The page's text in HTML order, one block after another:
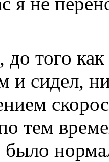
до того
сидел,
тем
было